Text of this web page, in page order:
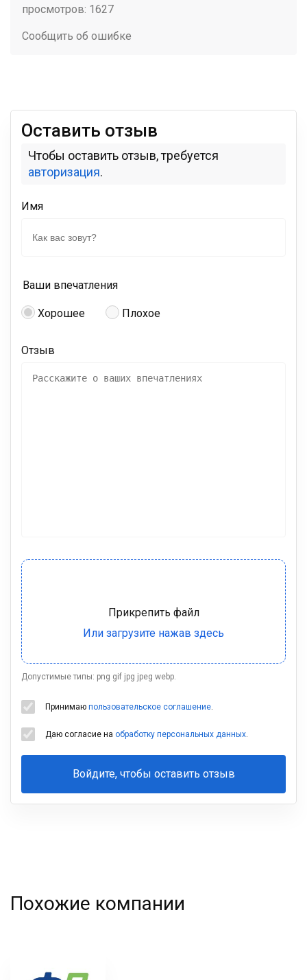
просмотров: 1627
Сообщить об ошибке
Оставить отзыв
Чтобы оставить отзыв, требуется
авторизация.
Имя
Ваши впечатления
Хорошее Плохое
Отзыв
Допустимые типы: png gif jpg jpeg webp.
Принимаю пользовательское соглашение.
Даю согласие на обработку персональных данных.
Войдите, чтобы оставить отзыв
Ваша
Похожие компании